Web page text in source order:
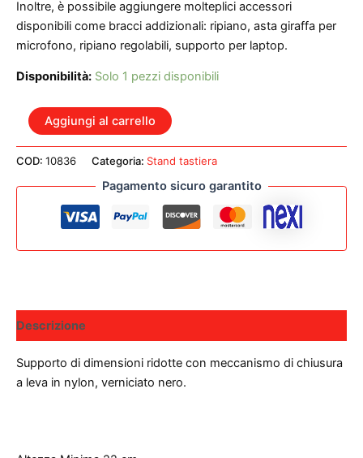
Inoltre, è possibile aggiungere molteplici accessori
disponibili come bracci addizionali: ripiano, asta giraffa per
microfono, ripiano regolabili, supporto per laptop.
Disponibilità: Solo 1 pezzi disponibili
QUIKLOK
Z71-
ALU
STAND
ALLUMINIO
Aggiungi al carrello
COD: 10836 Categoria: Stand tastiera
Pagamento sicuro garantito
Descrizione
Supporto di dimensioni ridotte con meccanismo di chiusura
a leva in nylon, verniciato nero.